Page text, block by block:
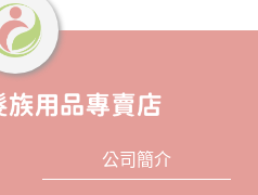
公司簡介